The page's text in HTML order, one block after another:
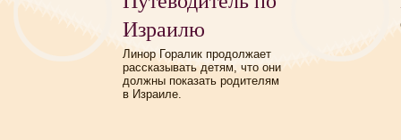
Израилю
Линор Горалик продолжает
рассказывать детям, что они
должны показать родителям
в Израиле.